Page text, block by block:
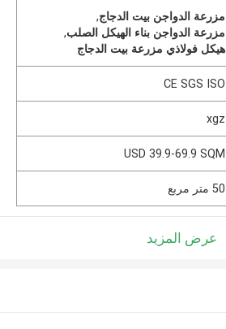
مزرعة الدواجن بيت الدجاج,
مزرعة الدواجن بناء الهيكل الصلب,
هيكل فولاذي مزرعة بيت الدجاج
CE SGS ISO
xgz
USD 39.9-69.9 SQM
50 متر مربع
عرض المزيد